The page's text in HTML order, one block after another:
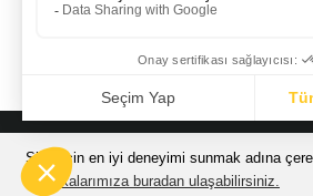
Sizin için en iyi deneyimi sunmak adına
Politikalarımıza buradan ulaşabilirsiniz.